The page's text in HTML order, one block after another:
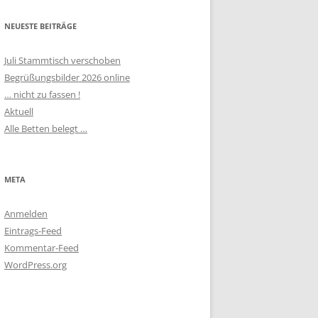
NEUESTE BEITRÄGE
Juli Stammtisch verschoben
Begrüßungsbilder 2026 online
… nicht zu fassen !
Aktuell
Alle Betten belegt …
META
Anmelden
Eintrags-Feed
Kommentar-Feed
WordPress.org